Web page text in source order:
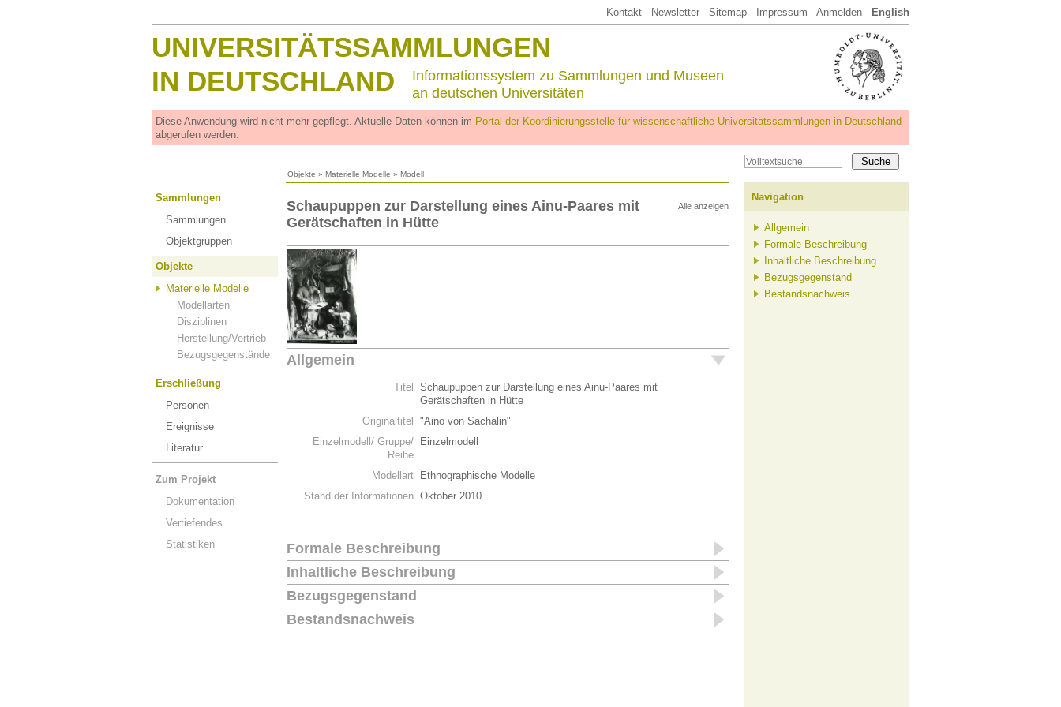
Kontakt Newsletter Sitemap Impressum Anmelden English
UNIVERSITÄTSSAMMLUNGEN
IN DEUTSCHLAND
Informationssystem zu Sammlungen und Museen
an deutschen Universitäten
Diese Anwendung wird nicht mehr gepflegt. Aktuelle Daten können im Portal der Koordinierungsstelle für wissenschaftliche Universitätssammlungen in Deutschland
abgerufen werden.
Objekte » Materielle Modelle » Modell
Sammlungen
Sammlungen
Objektgruppen
Objekte
Materielle Modelle
Modellarten
Disziplinen
Herstellung/Vertrieb
Bezugsgegenstände
Erschließung
Personen
Ereignisse
Literatur
Zum Projekt
Dokumentation
Vertiefendes
Statistiken
Alle anzeigen
Schaupuppen zur Darstellung eines Ainu-Paares mit
Gerätschaften in Hütte
Allgemein
Titel
Schaupuppen zur Darstellung eines Ainu-Paares mit
Gerätschaften in Hütte
Originaltitel
"Aino von Sachalin"
Einzelmodell/ Gruppe/
Reihe
Einzelmodell
Modellart
Ethnographische Modelle
Stand der Informationen Oktober 2010
Formale Beschreibung
Inhaltliche Beschreibung
Bezugsgegenstand
Bestandsnachweis
Navigation
Allgemein
Formale Beschreibung
Inhaltliche Beschreibung
Bezugsgegenstand
Bestandsnachweis